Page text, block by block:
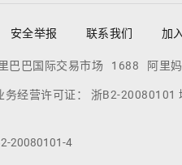
安全举报 联系我们 加
巴巴国际交易市场 1688 阿里
经营许可证： 浙B2-20080101
20080101-4